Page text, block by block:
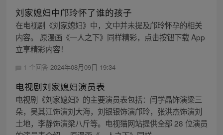
刘家媳妇中邝玲怀了谁的孩子
在电视剧《刘家媳妇》中，文中并未提及邝玲怀孕的相关
内容。 原漫画《一人之下》同样精彩，点击按钮下载 App
立享精彩内容！
1 个回答 2024年08月09日 19:34
电视剧刘家媳妇演员表
电视剧《刘家媳妇》的主要演员表包括：闫学晶饰演梁三
朵，吴其江饰演刘大海，刘银银饰演邝玲，张洪杰饰演刘
土地，李静饰演梁八斤等。电视猫网站提供全部 28 位演员